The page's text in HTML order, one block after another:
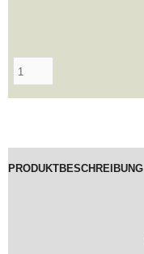
PRODUKTBESCHREIBUNG